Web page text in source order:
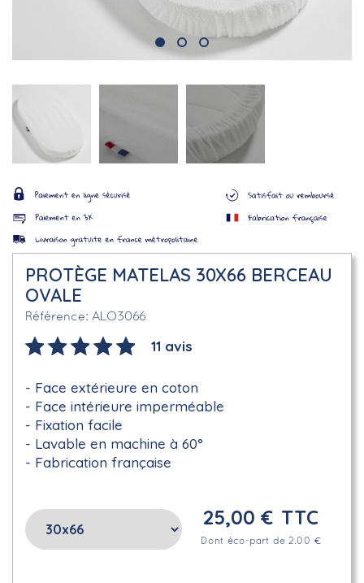
PROTÈGE MATELAS 30X66 BERCEAU
OVALE
Référence ALO3066
11 avis
Face extérieure en coton
Face intérieure imperméable
Fixation facile
Lavable en machine à 60°
Fabrication française
25,00 € TTC
Dont éco-part de 2.00 €